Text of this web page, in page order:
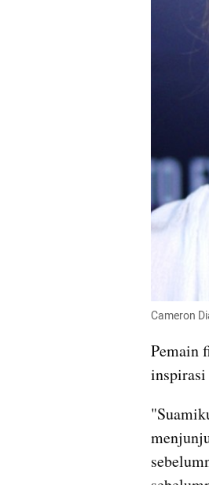
Cameron
Pemain
inspirasi